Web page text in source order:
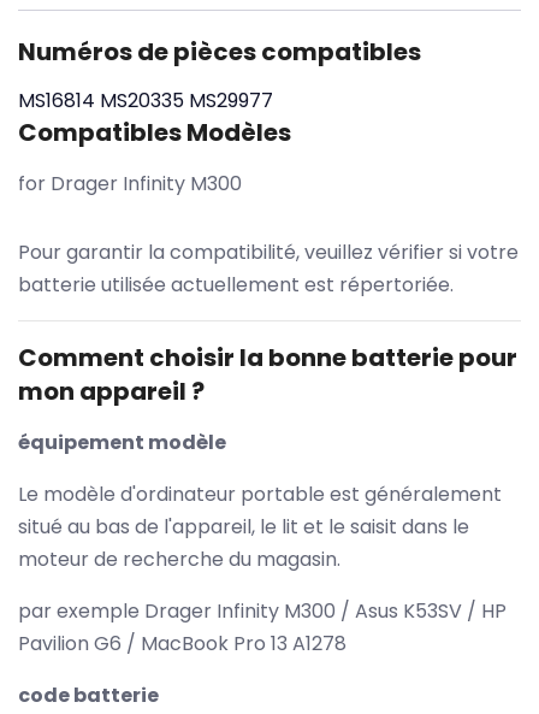
Numéros de pièces compatibles
MS16814 MS20335 MS29977
Compatibles Modèles
for Drager Infinity M300
Pour garantir la compatibilité, veuillez vérifier si votre
batterie utilisée actuellement est répertoriée.
Comment choisir la bonne batterie pour
mon appareil ?
équipement modèle
Le modèle d'ordinateur portable est généralement
situé au bas de l'appareil, le lit et le saisit dans le
moteur de recherche du magasin.
par exemple Drager Infinity M300 / Asus K53SV / HP
Pavilion G6 / MacBook Pro 13 A1278
code batterie